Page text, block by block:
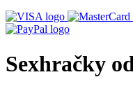
Sexhračky